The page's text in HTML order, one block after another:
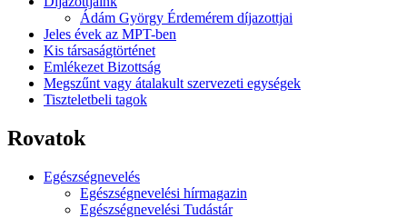
Ádám György Érdemérem díjazottjai
Jeles évek az MPT-ben
Kis társaságtörténet
Emlékezet Bizottság
Megszűnt vagy átalakult szervezeti egységek
Tiszteletbeli tagok
Rovatok
Egészségnevelés
Egészségnevelési hírmagazin
Egészségnevelési Tudástár